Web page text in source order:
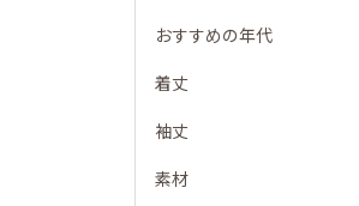
おすすめの年代
着丈
袖丈
素材